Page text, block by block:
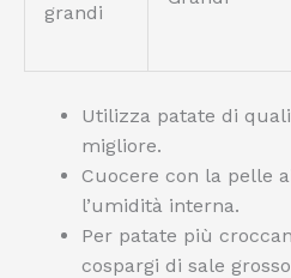
grandi
Utilizza patate di
migliore.
Cuocere con la pelle
l’umidità interna.
Per patate più
cospargi di sale